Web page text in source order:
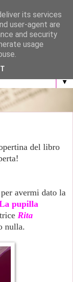
▼
del libro
per avermi dato la
pupilla
Rita
nulla.
its services
user-agent are
and security
usage